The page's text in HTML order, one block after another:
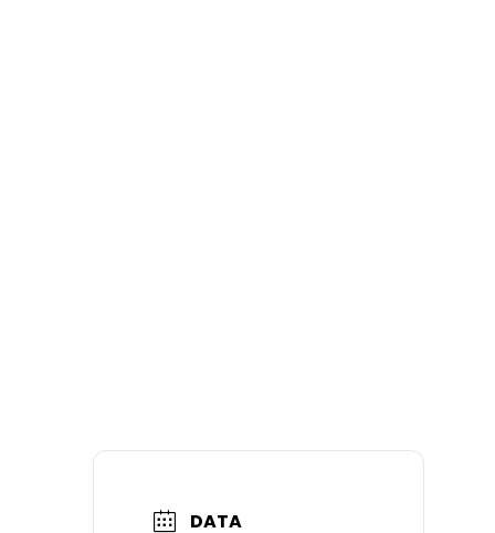
DATA